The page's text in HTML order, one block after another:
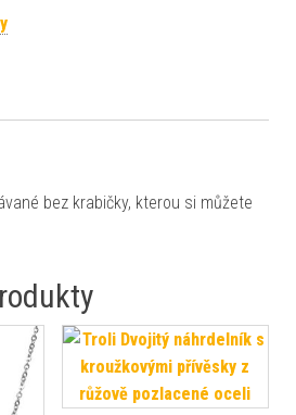
bez krabičky, kterou si můžete